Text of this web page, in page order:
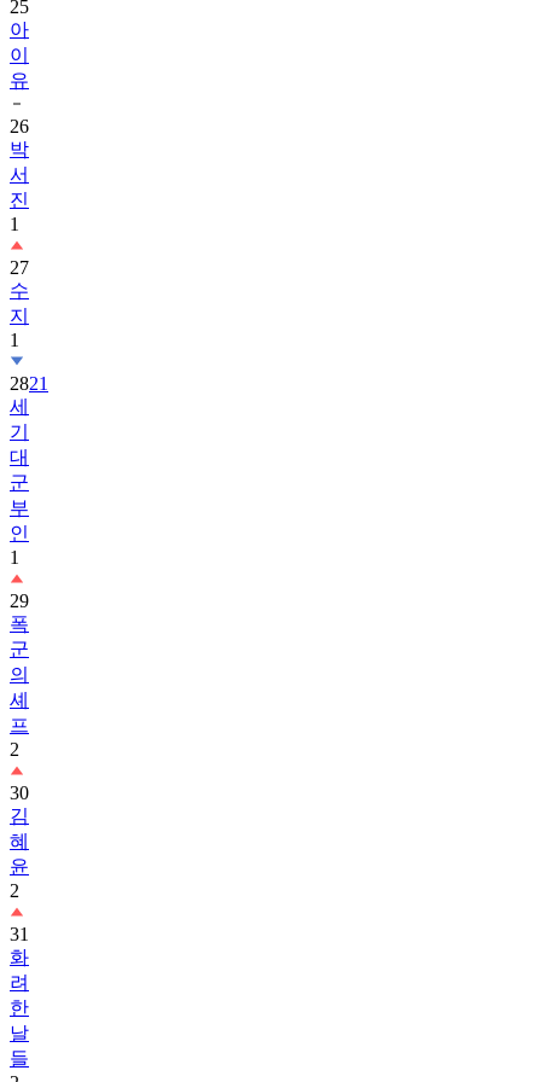
이
유
26
박
서
진
1
27
수
지
1
28
세
기
대
군
부
인
1
29
폭
군
의
셰
프
2
30
김
혜
윤
2
31
화
려
한
날
들
2